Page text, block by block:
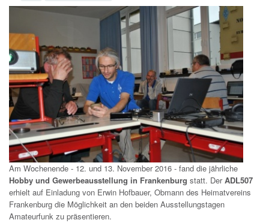
Am Wochenende - 12. und 13. November 2016 - fand die jährliche
Hobby und Gewerbeausstellung in Frankenburg statt. DerADL507
erhielt auf Einladung von Erwin Hofbauer, Obmann des Heimatvereins
Frankenburg die Möglichkeit an den beiden Ausstellungstagen
Amateurfunk zu präsentieren.